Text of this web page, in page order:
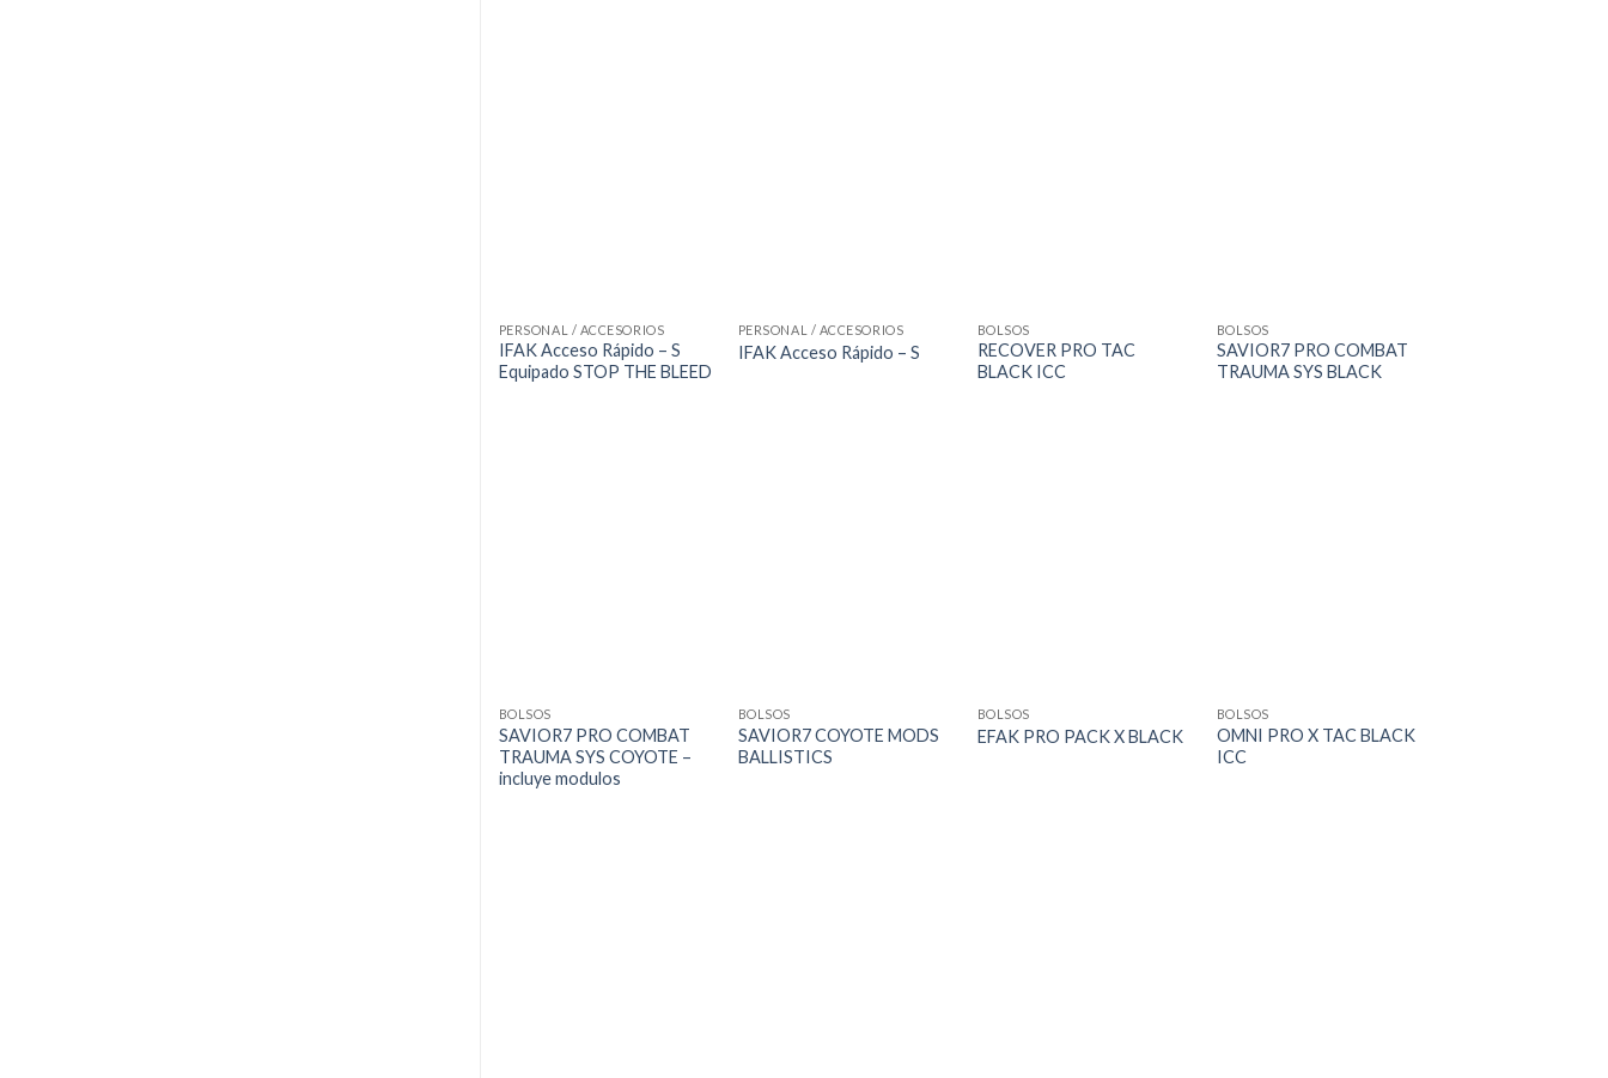
PERSONAL / ACCESORIOS
IFAK Acceso Rápido – S
Equipado STOP THE BLEED
PERSONAL / ACCESORIOS
IFAK Acceso Rápido – S
BOLSOS
RECOVER PRO TAC
BLACK ICC
BOLSOS
SAVIOR7 PRO COMBAT
TRAUMA SYS BLACK
BOLSOS
SAVIOR7 PRO COMBAT
TRAUMA SYS COYOTE –
incluye modulos
BOLSOS
SAVIOR7 COYOTE MODS
BALLISTICS
BOLSOS
EFAK PRO PACK X BLACK
BOLSOS
OMNI PRO X TAC BLACK
ICC